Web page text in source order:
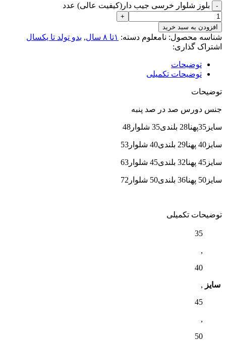
بلوز شلوار خرسی جیب دار(کیفیت عالی) عدد
افزودن به سبد خرید
شناسه محصول: نامعلوم دسته: ۱تا ۸ سال , بدو تولد تا یکسال
اشتراک گذاری:
توضیحات
توضیحات تکمیلی
توضیحات
جنس دورس صد در صد پنبه
سایز35پهنا28 بلندی35 شلوار48
سایز40 پهنا29 بلندی40 شلوار53
سایز45 پهنا32 بلندی45 شلوار63
سایز50 پهنا36 بلندی50 شلوار72
توضیحات تکمیلی
سایز
35
,
40
,
45
,
50